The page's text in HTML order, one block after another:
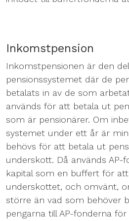
Inkomstpension
Inkomstpensionen är den
pensionssystemet där de
betalats in av de som
används för att betala ut
som är pensionärer. Om
systemet under ett år är
behövs för att betala ut
underskott. Då används AP-
kapital som en buffert för
underskottet, och omvänt,
större än vad som behöver
pengarna till AP-fonderna